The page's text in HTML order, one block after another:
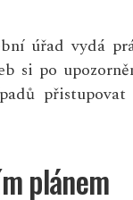
úřad vydá
si po
plánem